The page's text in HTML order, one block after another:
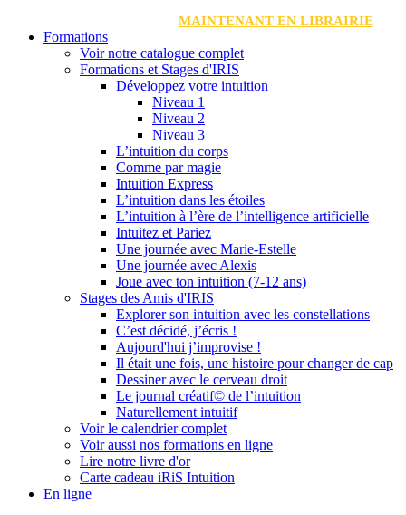
MAINTENANT EN LIBRAIRIE
Formations
Voir notre catalogue complet
Formations et Stages d'IRIS
Développez votre intuition
Niveau 1
Niveau 2
Niveau 3
L’intuition du corps
Comme par magie
Intuition Express
L’intuition dans les étoiles
L’intuition à l’ère de l’intelligence artificielle
Intuitez et Pariez
Une journée avec Marie-Estelle
Une journée avec Alexis
Joue avec ton intuition (7-12 ans)
Stages des Amis d'IRIS
Explorer son intuition avec les constellations
C’est décidé, j’écris !
Aujourd'hui j’improvise !
Il était une fois, une histoire pour changer de cap
Dessiner avec le cerveau droit
Le journal créatif© de l’intuition
Naturellement intuitif
Voir le calendrier complet
Voir aussi nos formations en ligne
Lire notre livre d'or
Carte cadeau iRiS Intuition
En ligne